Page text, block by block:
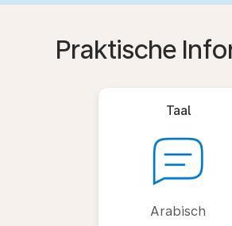
Praktische
Taal
Arabisch